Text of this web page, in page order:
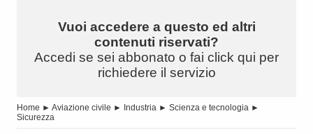
Vuoi accedere a questo ed altri
contenuti riservati?
Accedi se sei abbonato o fai click qui per
richiedere il servizio
Home ► Aviazione civile ► Industria ► Scienza e tecnologia ►
Sicurezza